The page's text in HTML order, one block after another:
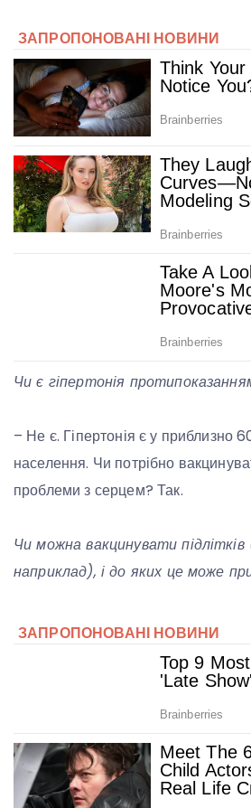
Чи є гіпертонія
– Не є. Гіпертонія є у приблизно
населення. Чи потрібно
проблеми з серцем? Так.
Чи можна вакцинувати підлітків
наприклад), і до яких це може